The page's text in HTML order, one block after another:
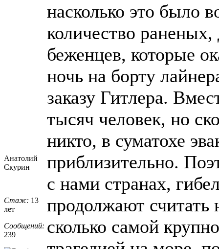
Анатолий
Скурин
Стаж: 13
лет
Сообщений:
239
насколько это было
количество
беженцев, которые
ночь на борту
заказу Гитлера.
тысяч человек, но
никто, в суматохе
приблизительно.
с нами странах,
продолжают считать
сколько самой